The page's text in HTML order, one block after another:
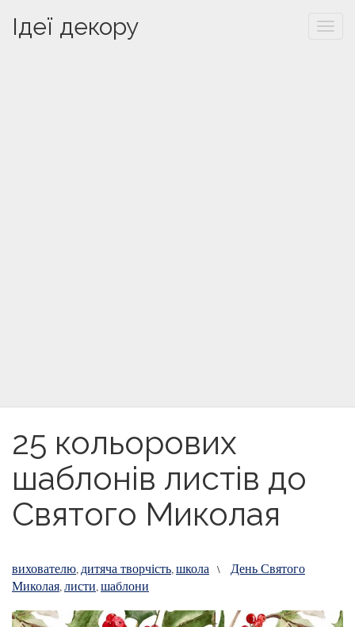
Ідеї декору
25 кольорових
шаблонів листів до
Святого Миколая
вихователю, дитяча творчість,школа \
День Святого
Миколая,листи,шаблони